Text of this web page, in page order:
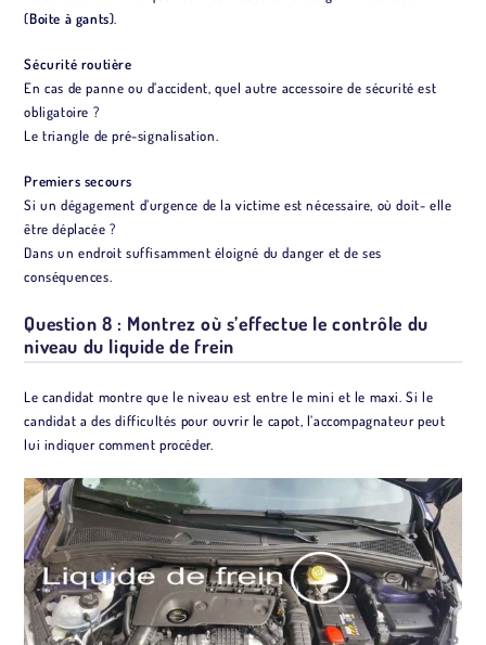
(Boite à gants).
Sécurité routière
En cas de panne ou d’accident, quel autre accessoire de sécurité est
obligatoire ?
Le triangle de pré-signalisation.
Premiers secours
Si un dégagement d’urgence de la victime est nécessaire, où doit- elle
être déplacée ?
Dans un endroit suffisamment éloigné du danger et de ses
conséquences.
Question 8 : Montrez où s’effectue le contrôle du
niveau du liquide de frein
Le candidat montre que le niveau est entre le mini et le maxi. Si le
candidat a des difficultés pour ouvrir le capot, l’accompagnateur peut
lui indiquer comment procéder.